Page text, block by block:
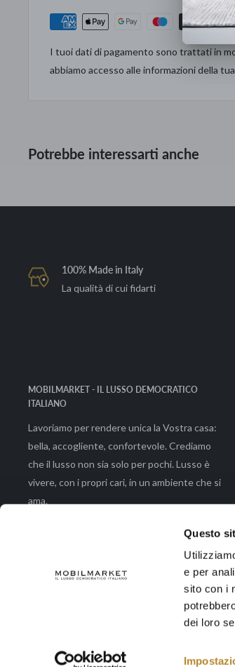
Questo
e per
sito con i
dei loro
Ripetizione orizzontale del pattern 61.5
Ripetizione verticale del pattern 100 cm
167.000 clienti dal 1960 hanno arredato
I tuoi dati di pagamento sono trattati in
abbiamo accesso alle informazioni della
Potrebbe interessarti anche
100% Made in Italy
La qualità di cui fidarti
MOBILMARKET - IL LUSSO DEMOCRATICO
ITALIANO
Lavoriamo per rendere unica la Vostra casa:
bella, accogliente, confortevole. Crediamo
che il lusso non sia solo per pochi. Lusso è
vivere, con i propri cari, in un ambiente che si
ama.
© 2026 Mobilmarket di Emmeemme Spa |Via Brunetto